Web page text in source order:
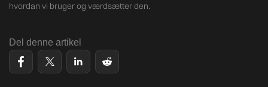
hvordan vi bruger og værdsætter den.
Del denne artikel